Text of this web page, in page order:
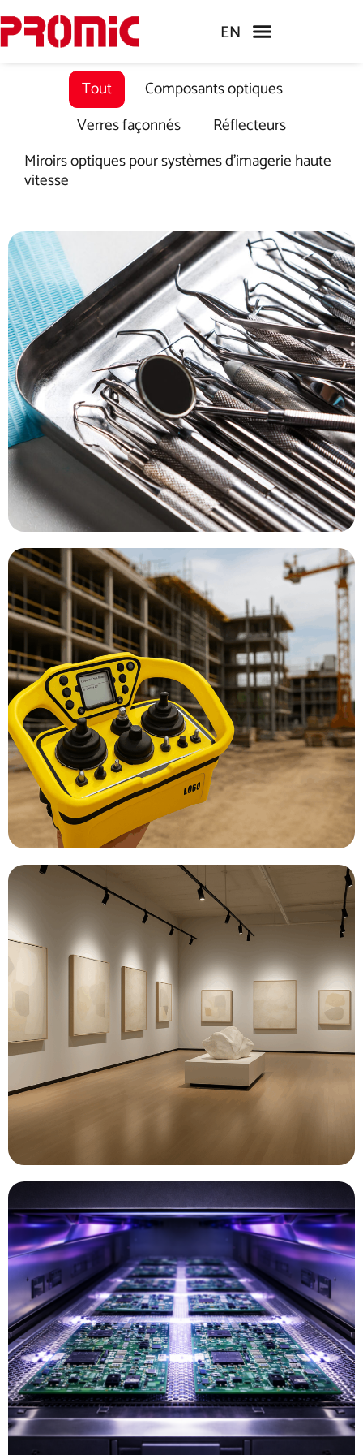
EN
Tout
Composants optiques
Verres façonnés
Réflecteurs
Miroirs optiques pour systèmes d'imagerie haute
vitesse
Découvrir
Découvrir
Découvrir
Découvrir